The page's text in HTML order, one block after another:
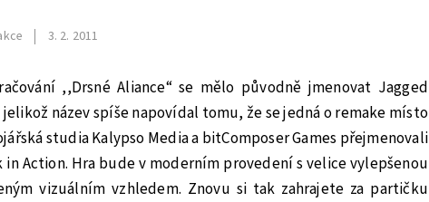
3. 2. 2011
,,Drsné Aliance“ se mělo původně jmenovat Jagged
jelikož název spíše napovídal tomu, že se jedná o remake místo
studia Kalypso Media a bitComposer Games přejmenovali
in Action. Hra bude v moderním provedení s velice vylepšenou
vizuálním vzhledem. Znovu si tak zahrajete za partičku